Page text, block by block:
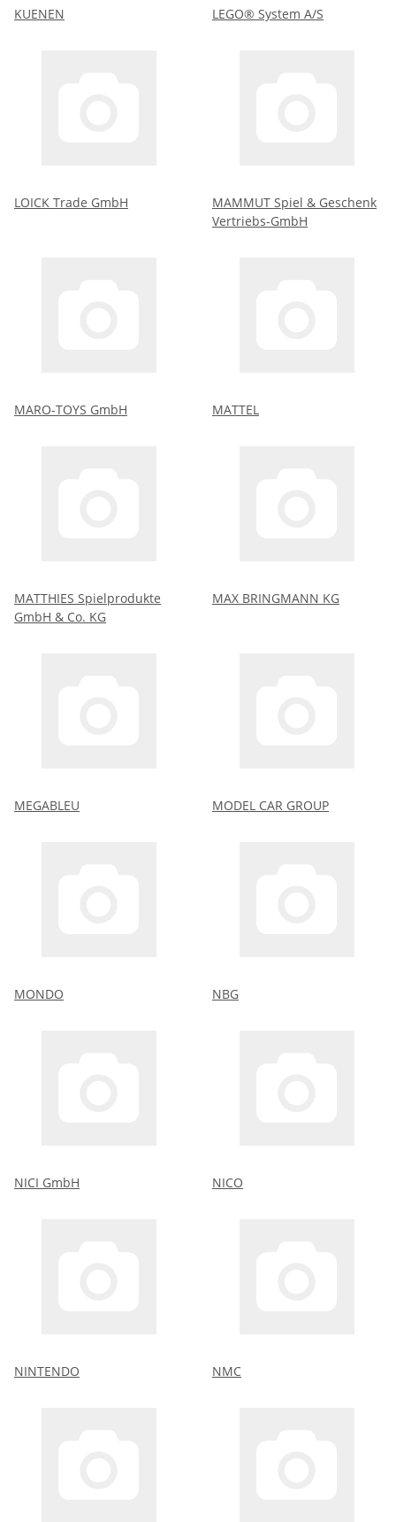
KUENEN LEGO® System A/S
LOICK Trade GmbH
MAMMUT Spiel & Geschenk
Vertriebs-GmbH
MARO-TOYS GmbH MATTEL
MATTHIES Spielprodukte
GmbH & Co. KG
MAX BRINGMANN KG
MEGABLEU MODEL CAR GROUP
MONDO NBG
NICI GmbH NICO
NINTENDO NMC